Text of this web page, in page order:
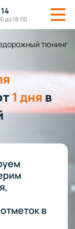
до 18:00
тюнинг
1 дня в
в